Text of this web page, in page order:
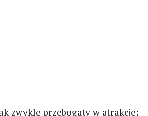
zwykle przebogaty w atrakcje: